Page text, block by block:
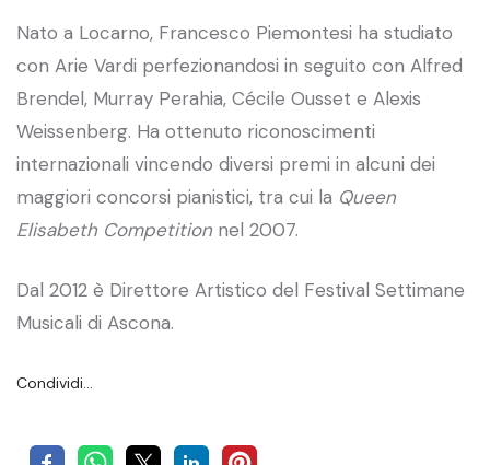
Nato a Locarno, Francesco Piemontesi ha studiato
con Arie Vardi perfezionandosi in seguito con Alfred
Brendel, Murray Perahia, Cécile Ousset e Alexis
Weissenberg. Ha ottenuto riconoscimenti
internazionali vincendo diversi premi in alcuni dei
maggiori concorsi pianistici, tra cui la Queen
Elisabeth Competition nel 2007.
Dal 2012 è Direttore Artistico del Festival Settimane
Musicali di Ascona.
Condividi…